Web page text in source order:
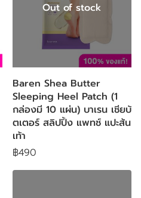
Out of stock
Baren Shea Butter
Sleeping Heel Patch (1
กล่องมี 10 แผ่น) บาเรน เชียบั
ตเตอร์ สลิปปิ้ง แพทช์ แปะส้น
เท้า
฿490